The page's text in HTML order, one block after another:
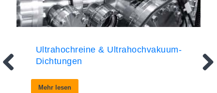
Ultrahochreine & Ultrahochvakuum-
Dichtungen
Mehr lesen